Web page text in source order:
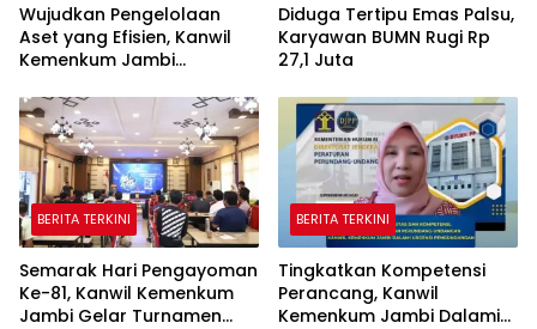
Wujudkan Pengelolaan
Aset yang Efisien, Kanwil
Kemenkum Jambi
Secara Transparan
Diduga Tertipu Emas Palsu,
Karyawan BUMN Rugi Rp
27,1 Juta
BERITA TERKINI
Semarak Hari Pengayoman
Ke-81, Kanwil Kemenkum
Jambi Gelar Turnamen
BERITA TERKINI
Tingkatkan Kompetensi
Perancang, Kanwil
Kemenkum Jambi Dalami